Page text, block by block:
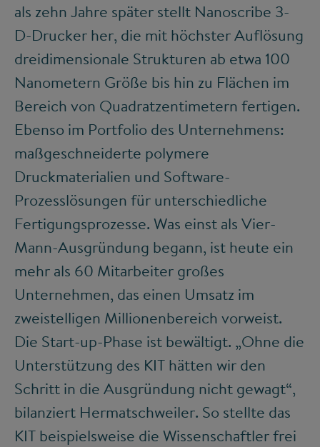
als zehn Jahre später stellt Nanoscribe 3-
D-Drucker her, die mit höchster Auflösung
dreidimensionale Strukturen ab etwa 100
Nanometern Größe bis hin zu Flächen im
Bereich von Quadratzentimetern fertigen.
Ebenso im Portfolio des Unternehmens:
maßgeschneiderte polymere
Druckmaterialien und Software-
Prozesslösungen für unterschiedliche
Fertigungsprozesse. Was einst als Vier-
Mann-Ausgründung begann, ist heute ein
mehr als 60 Mitarbeiter großes
Unternehmen, das einen Umsatz im
zweistelligen Millionenbereich vorweist.
Die Start-up-Phase ist bewältigt. „Ohne die
Unterstützung des KIT hätten wir den
Schritt in die Ausgründung nicht gewagt“,
bilanziert Hermatschweiler. So stellte das
KIT beispielsweise die Wissenschaftler frei